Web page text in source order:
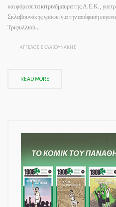
και φόρεσε τα κιτρινόμαυρα της Α.Ε.Κ., για
Σκλαβουνάκης γράφει για την απόφαση
Τριφυλλιού…
ΑΓΓΕΛΟΣ ΣΚΛΑΒΟΥΝΑΚΗΣ
READ MORE